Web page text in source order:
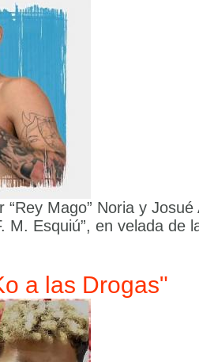
“Rey Mago” Noria y
M. Esquiú”, en velada de
a las Drogas"